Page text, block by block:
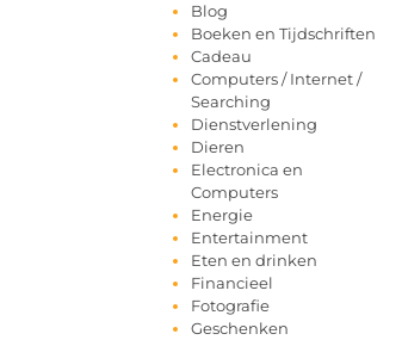
Blog
Boeken en Tijdschriften
Cadeau
Computers / Internet /
Searching
Dienstverlening
Dieren
Electronica en
Computers
Energie
Entertainment
Eten en drinken
Financieel
Fotografie
Geschenken